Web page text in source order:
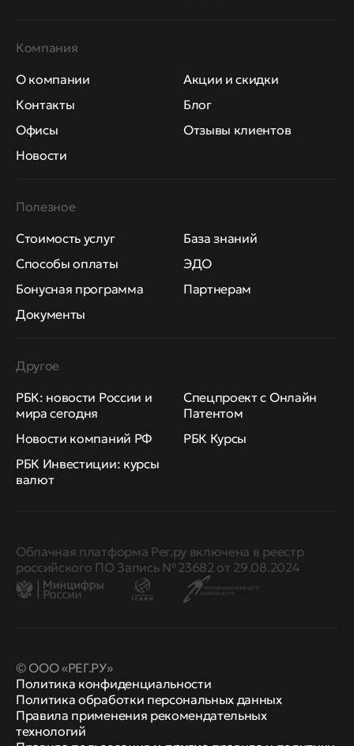
Компания
О компании
Контакты
Офисы
Новости
Акции и скидки
Блог
Отзывы клиентов
Полезное
Стоимость услуг
Способы оплаты
Бонусная программа
Документы
База знаний
ЭДО
Партнерам
Другое
РБК: новости России и
мира сегодня
Новости компаний РФ
РБК Инвестиции: курсы
валют
Спецпроект с Онлайн
Патентом
РБК Курсы
Облачная платформа Рег.ру включена в реестр
российского ПО Запись № 23682 от 29.08.2024
© ООО «РЕГ.РУ»
Политика конфиденциальности
Политика обработки персональных данных
Правила применения рекомендательных
технологий